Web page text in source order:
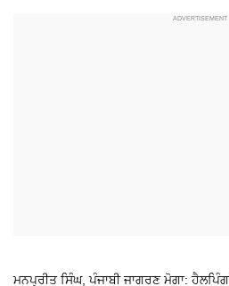
ਮਨਪ੍ਰੀਤ ਸਿੰਘ, ਪੰਜਾਬੀ ਜਾਗਰਣ ਮੋਗਾ: